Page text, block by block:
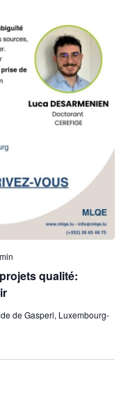
qualité:
de Gasperi, Luxembourg-